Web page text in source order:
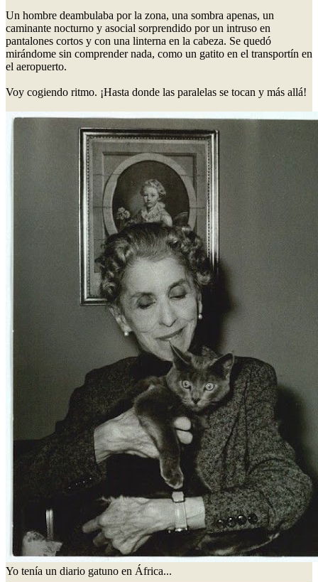
Un hombre deambulaba por la zona, una sombra apenas, un
caminante nocturno y asocial sorprendido por un intruso en
pantalones cortos y con una linterna en la cabeza. Se quedó
mirándome sin comprender nada, como un gatito en el transportín en
el aeropuerto.
Voy cogiendo ritmo. ¡Hasta donde las paralelas se tocan y más allá!
Yo tenía un diario gatuno en África...